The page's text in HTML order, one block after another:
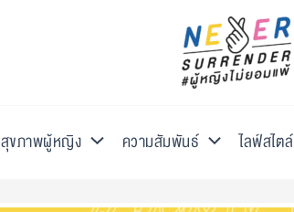
สุขภาพผู้หญิง ความสัมพันธ์ ไลฟ์สไตล์